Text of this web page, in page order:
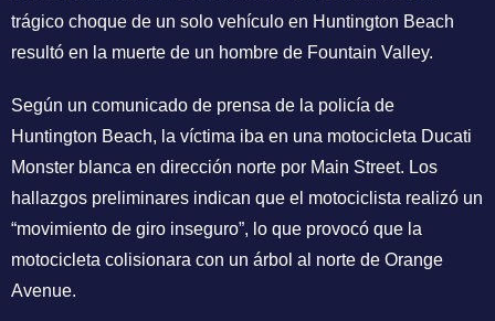
trágico choque de un solo vehículo en Huntington Beach
resultó en la muerte de un hombre de Fountain Valley.
Según un comunicado de prensa de la policía de
Huntington Beach, la víctima iba en una motocicleta Ducati
Monster blanca en dirección norte por Main Street. Los
hallazgos preliminares indican que el motociclista realizó un
“movimiento de giro inseguro”, lo que provocó que la
motocicleta colisionara con un árbol al norte de Orange
Avenue.